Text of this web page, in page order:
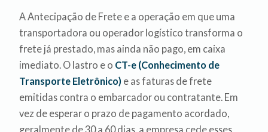
A Antecipação de Frete e a operação em que uma
transportadora ou operador logístico transforma o
frete já prestado, mas ainda não pago, em caixa
imediato. O lastro e o CT-e (Conhecimento de
Transporte Eletrônico) e as faturas de frete
emitidas contra o embarcador ou contratante. Em
vez de esperar o prazo de pagamento acordado,
geralmente de 30 a 60 dias, a empresa cede esses